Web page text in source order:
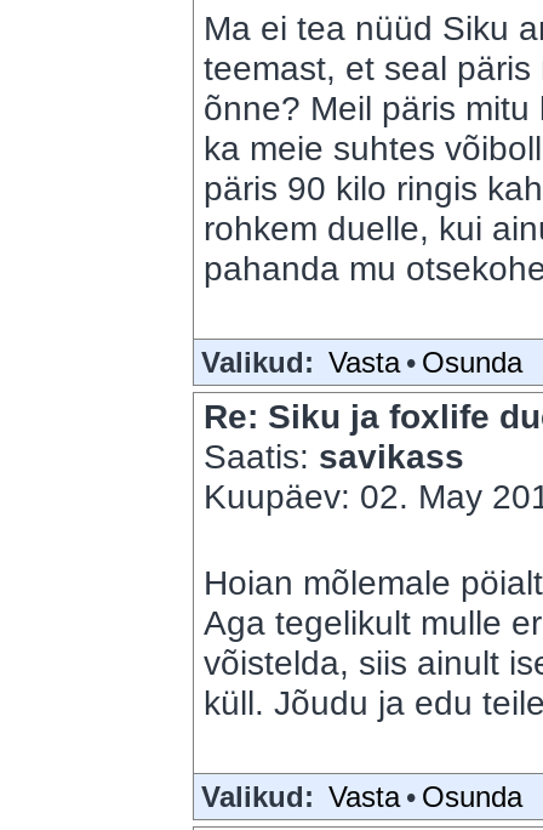
Ma ei tea nüüd Siku
teemast, et seal
õnne? Meil päris
ka meie suhtes
päris 90 kilo ringis
rohkem duelle, kui
pahanda mu
Valikud: Vasta • Osunda
Re: Siku ja foxlife
Saatis: savikass
Kuupäev: 02. May
Hoian mõlemale
Aga tegelikult mulle
võistelda, siis ainult
küll. Jõudu ja edu
Valikud: Vasta • Osunda